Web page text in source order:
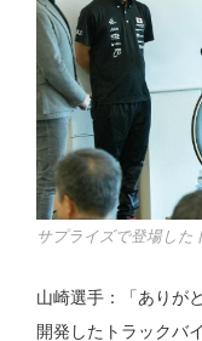
サプライズで登場した
山崎選手：「ありが
開発したトラックバ